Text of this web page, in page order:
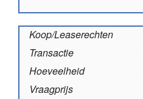
Koop/Leaserechten
Transactie
Hoeveelheid
Vraagprijs